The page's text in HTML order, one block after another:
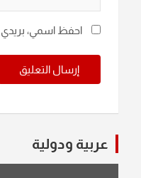
احفظ اسمي، بريدي
عربية ودولية